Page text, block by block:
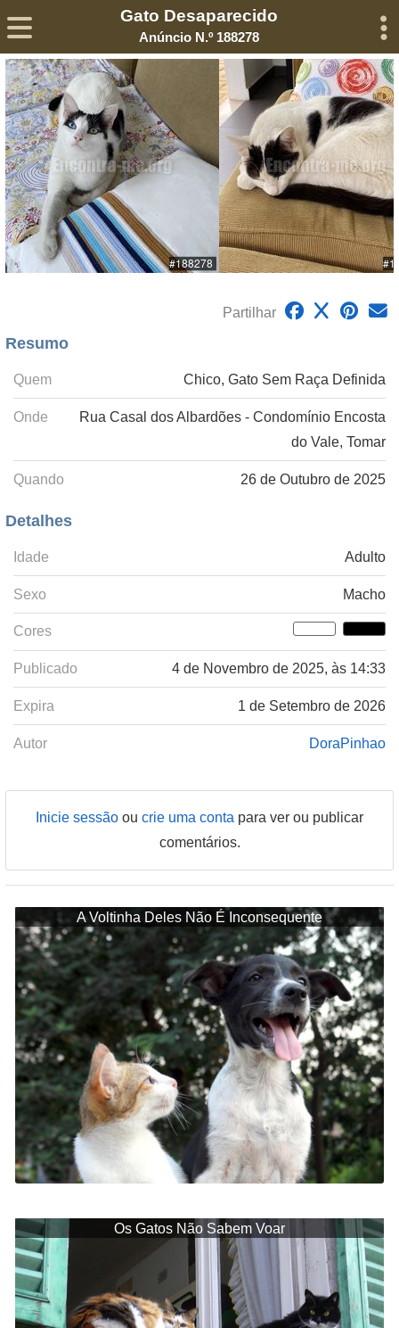
Gato Desaparecido
Anúncio N.º 188278
Partilhar
Resumo
Quem Chico, Gato Sem Raça Definida
Onde
Rua Casal dos Albardões - Condomínio Encosta
do Vale, Tomar
Quando 26 de Outubro de 2025
Detalhes
Idade Adulto
Sexo Macho
Cores
Publicado 4 de Novembro de 2025, às 14:33
Expira 1 de Setembro de 2026
Autor DoraPinhao
Inicie sessão ou crie uma conta para ver ou publicar
comentários.
A Voltinha Deles Não É Inconsequente
Os Gatos Não Sabem Voar
Sobre Declaração de Privacidade Termos de Serviço
©2005-2026 Encontra-me® – Todos os Direitos Reservados